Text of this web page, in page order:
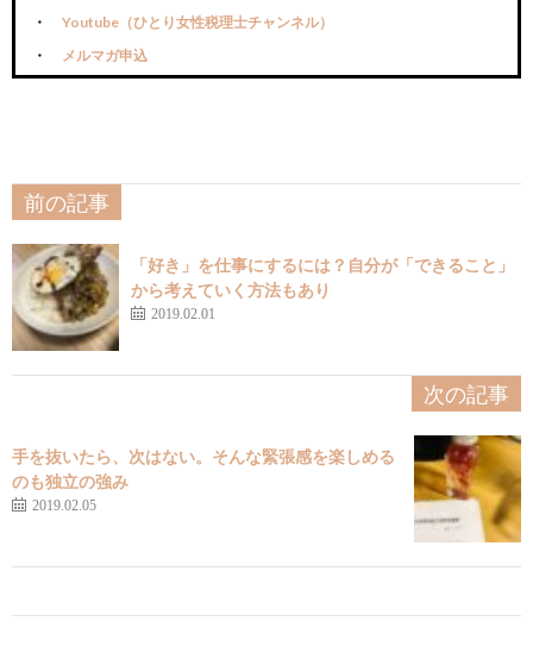
Youtube（ひとり女性税理士チャンネル）
メルマガ申込
前の記事
「好き」を仕事にするには？自分が「できること」
から考えていく方法もあり
2019.02.01
次の記事
手を抜いたら、次はない。そんな緊張感を楽しめる
のも独立の強み
2019.02.05